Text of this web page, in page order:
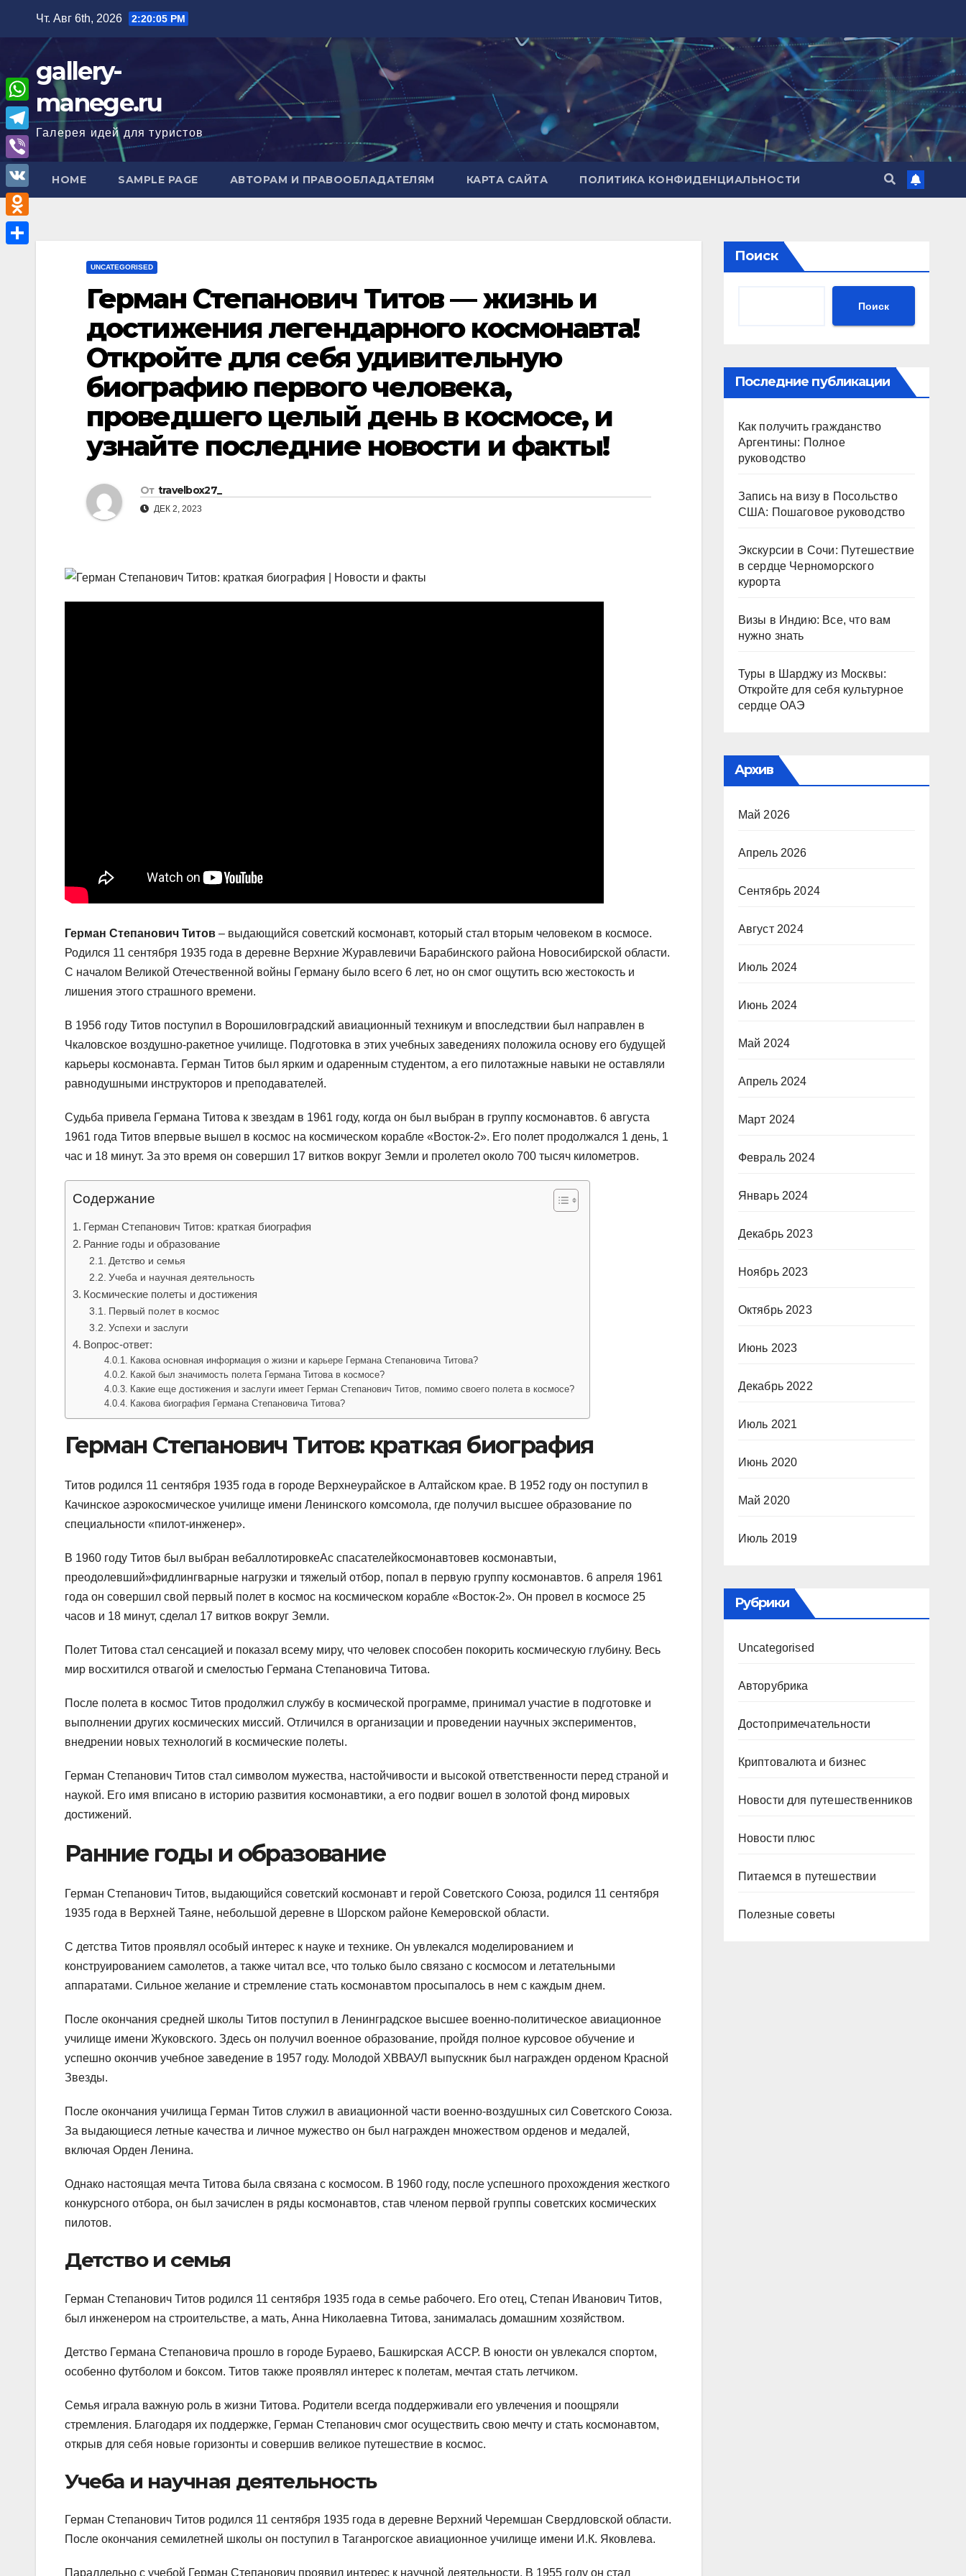
содержимому
Чт. Авг 6th, 2026 2:20:06 PM
gallery-
manege.ru
Галерея идей для туристов
HOME SAMPLE PAGE АВТОРАМ И ПРАВООБЛАДАТЕЛЯМ КАРТА САЙТА ПОЛИТИКА КОНФИДЕНЦИАЛЬНОСТИ
UNCATEGORISED
Герман Степанович Титов — жизнь и
достижения легендарного космонавта!
Откройте для себя удивительную
биографию первого человека,
проведшего целый день в космосе, и
узнайте последние новости и факты!
От travelbox27_
ДЕК 2, 2023
Герман Степанович Титов – выдающийся советский космонавт, который стал вторым человеком в космосе.
Родился 11 сентября 1935 года в деревне Верхние Журавлевичи Барабинского района Новосибирской области.
С началом Великой Отечественной войны Герману было всего 6 лет, но он смог ощутить всю жестокость и
лишения этого страшного времени.
В 1956 году Титов поступил в Ворошиловградский авиационный техникум и впоследствии был направлен в
Чкаловское воздушно-ракетное училище. Подготовка в этих учебных заведениях положила основу его будущей
карьеры космонавта. Герман Титов был ярким и одаренным студентом, а его пилотажные навыки не оставляли
равнодушными инструкторов и преподавателей.
Судьба привела Германа Титова к звездам в 1961 году, когда он был выбран в группу космонавтов. 6 августа
1961 года Титов впервые вышел в космос на космическом корабле «Восток-2». Его полет продолжался 1 день, 1
час и 18 минут. За это время он совершил 17 витков вокруг Земли и пролетел около 700 тысяч километров.
Содержание
Герман Степанович Титов: краткая биография
Ранние годы и образование
Детство и семья
Учеба и научная деятельность
Космические полеты и достижения
Первый полет в космос
Успехи и заслуги
Вопрос-ответ:
Какова основная информация о жизни и карьере Германа Степановича Титова?
Какой был значимость полета Германа Титова в космосе?
Какие еще достижения и заслуги имеет Герман Степанович Титов, помимо своего полета в космосе?
Какова биография Германа Степановича Титова?
Герман Степанович Титов: краткая биография
Титов родился 11 сентября 1935 года в городе Верхнеурайское в Алтайском крае. В 1952 году он поступил в
Качинское аэрокосмическое училище имени Ленинского комсомола, где получил высшее образование по
специальности «пилот-инженер».
В 1960 году Титов был выбран вебаллотировкеАс спасателейкосмонавтовев космонавтыи,
преодолевший»фидлингварные нагрузки и тяжелый отбор, попал в первую группу космонавтов. 6 апреля 1961
года он совершил свой первый полет в космос на космическом корабле «Восток-2». Он провел в космосе 25
часов и 18 минут, сделал 17 витков вокруг Земли.
Полет Титова стал сенсацией и показал всему миру, что человек способен покорить космическую глубину. Весь
мир восхитился отвагой и смелостью Германа Степановича Титова.
После полета в космос Титов продолжил службу в космической программе, принимал участие в подготовке и
выполнении других космических миссий. Отличился в организации и проведении научных экспериментов,
внедрении новых технологий в космические полеты.
Герман Степанович Титов стал символом мужества, настойчивости и высокой ответственности перед страной и
наукой. Его имя вписано в историю развития космонавтики, а его подвиг вошел в золотой фонд мировых
достижений.
Ранние годы и образование
Герман Степанович Титов, выдающийся советский космонавт и герой Советского Союза, родился 11 сентября
1935 года в Верхней Таяне, небольшой деревне в Шорском районе Кемеровской области.
С детства Титов проявлял особый интерес к науке и технике. Он увлекался моделированием и
конструированием самолетов, а также читал все, что только было связано с космосом и летательными
аппаратами. Сильное желание и стремление стать космонавтом просыпалось в нем с каждым днем.
После окончания средней школы Титов поступил в Ленинградское высшее военно-политическое авиационное
училище имени Жуковского. Здесь он получил военное образование, пройдя полное курсовое обучение и
успешно окончив учебное заведение в 1957 году. Молодой ХВВАУЛ выпускник был награжден орденом Красной
Звезды.
После окончания училища Герман Титов служил в авиационной части военно-воздушных сил Советского Союза.
За выдающиеся летные качества и личное мужество он был награжден множеством орденов и медалей,
включая Орден Ленина.
Однако настоящая мечта Титова была связана с космосом. В 1960 году, после успешного прохождения жесткого
конкурсного отбора, он был зачислен в ряды космонавтов, став членом первой группы советских космических
пилотов.
Детство и семья
Герман Степанович Титов родился 11 сентября 1935 года в семье рабочего. Его отец, Степан Иванович Титов,
был инженером на строительстве, а мать, Анна Николаевна Титова, занималась домашним хозяйством.
Детство Германа Степановича прошло в городе Бураево, Башкирская АССР. В юности он увлекался спортом,
особенно футболом и боксом. Титов также проявлял интерес к полетам, мечтая стать летчиком.
Семья играла важную роль в жизни Титова. Родители всегда поддерживали его увлечения и поощряли
стремления. Благодаря их поддержке, Герман Степанович смог осуществить свою мечту и стать космонавтом,
открыв для себя новые горизонты и совершив великое путешествие в космос.
Учеба и научная деятельность
Герман Степанович Титов родился 11 сентября 1935 года в деревне Верхний Черемшан Свердловской области.
После окончания семилетней школы он поступил в Таганрогское авиационное училище имени И.К. Яковлева.
Параллельно с учебой Герман Степанович проявил интерес к научной деятельности. В 1955 году он стал
Поиск
Поиск
Последние публикации
Как получить гражданство
Аргентины: Полное
руководство
Запись на визу в Посольство
США: Пошаговое руководство
Экскурсии в Сочи: Путешествие
в сердце Черноморского
курорта
Визы в Индию: Все, что вам
нужно знать
Туры в Шарджу из Москвы:
Откройте для себя культурное
сердце ОАЭ
Архив
Май 2026
Апрель 2026
Сентябрь 2024
Август 2024
Июль 2024
Июнь 2024
Май 2024
Апрель 2024
Март 2024
Февраль 2024
Январь 2024
Декабрь 2023
Ноябрь 2023
Октябрь 2023
Июнь 2023
Декабрь 2022
Июль 2021
Июнь 2020
Май 2020
Июль 2019
Рубрики
Uncategorised
Авторубрика
Достопримечательности
Криптовалюта и бизнес
Новости для путешественников
Новости плюс
Питаемся в путешествии
Полезные советы
W
h
a
A
T
e
l
e
g
V
i
b
e
V
K
O